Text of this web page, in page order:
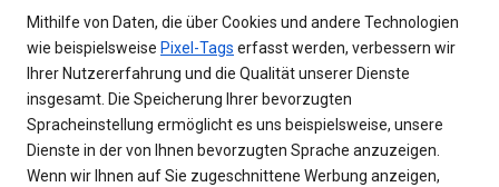
Mithilfe von Daten, die über Cookies und andere Technologien
wie beispielsweise Pixel-Tags erfasst werden, verbessern wir
Ihrer Nutzererfahrung und die Qualität unserer Dienste
insgesamt. Die Speicherung Ihrer bevorzugten
Spracheinstellung ermöglicht es uns beispielsweise, unsere
Dienste in der von Ihnen bevorzugten Sprache anzuzeigen.
Wenn wir Ihnen auf Sie zugeschnittene Werbung anzeigen,